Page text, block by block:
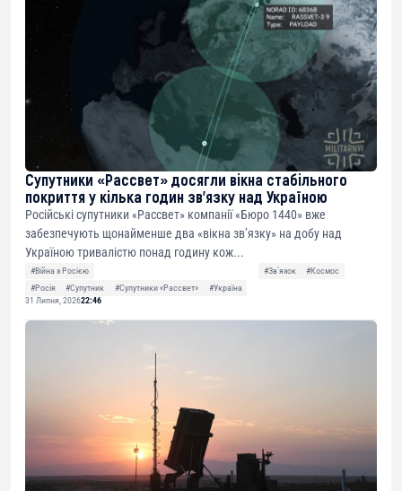
Супутники «Рассвет» досягли вікна стабільного
покриття у кілька годин зв’язку над Україною
Російські супутники «Рассвет» компанії «Бюро 1440» вже
забезпечують щонайменше два «вікна зв’язку» на добу над
Україною тривалістю понад годину кож...
#Війна з Росією #Звʼязок
#Космос
#Росія
#Супутник #Супутники «Рассвет»
#Україна
31 Липня, 202622:46